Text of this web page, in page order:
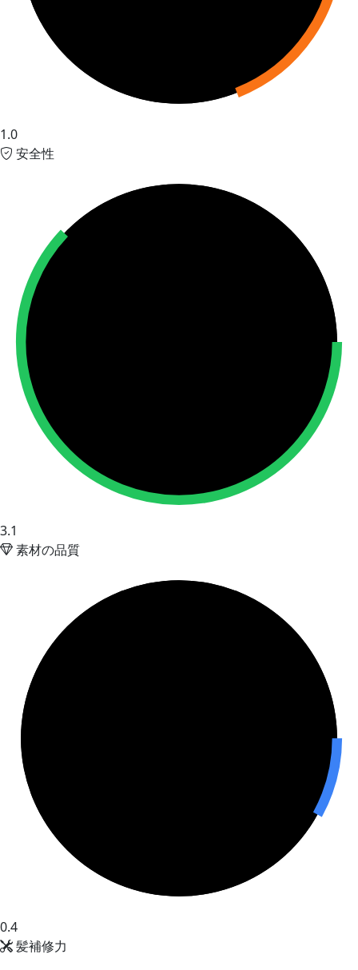
1.0
安全性
3.1
素材の品質
0.4
髪補修力